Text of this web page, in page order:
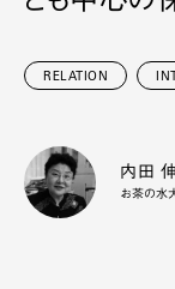
RELATION
内田
お茶の